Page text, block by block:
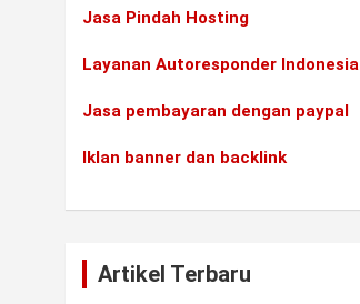
Jasa Pindah Hosting
Layanan Autoresponder Indonesia
Jasa pembayaran dengan paypal
Iklan banner dan backlink
Artikel Terbaru